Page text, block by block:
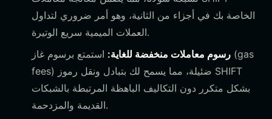
الخاصة بك في أجزاء من الثانية، وهو أمر ضروري لتداول
العملات الميمية سريع الوتيرة.
رسوم معاملات منخفضة للغاية: استمتع برسوم غاز (gas
fees) ضئيلة، مما يسمح لك بتبادل ونقل رموز SHIFT
بشكل متكرر دون التكاليف الباهظة المرتبطة بالشبكات
القديمة والمزدحمة.